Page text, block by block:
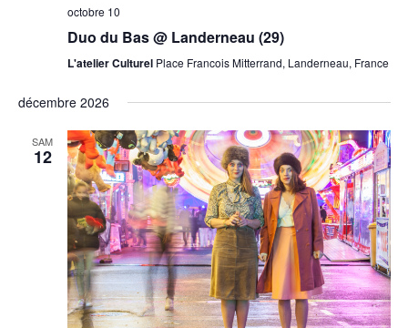
octobre 10
Duo du Bas @ Landerneau (29)
L'atelier Culturel Place Francois Mitterrand, Landerneau, France
décembre 2026
SAM
12